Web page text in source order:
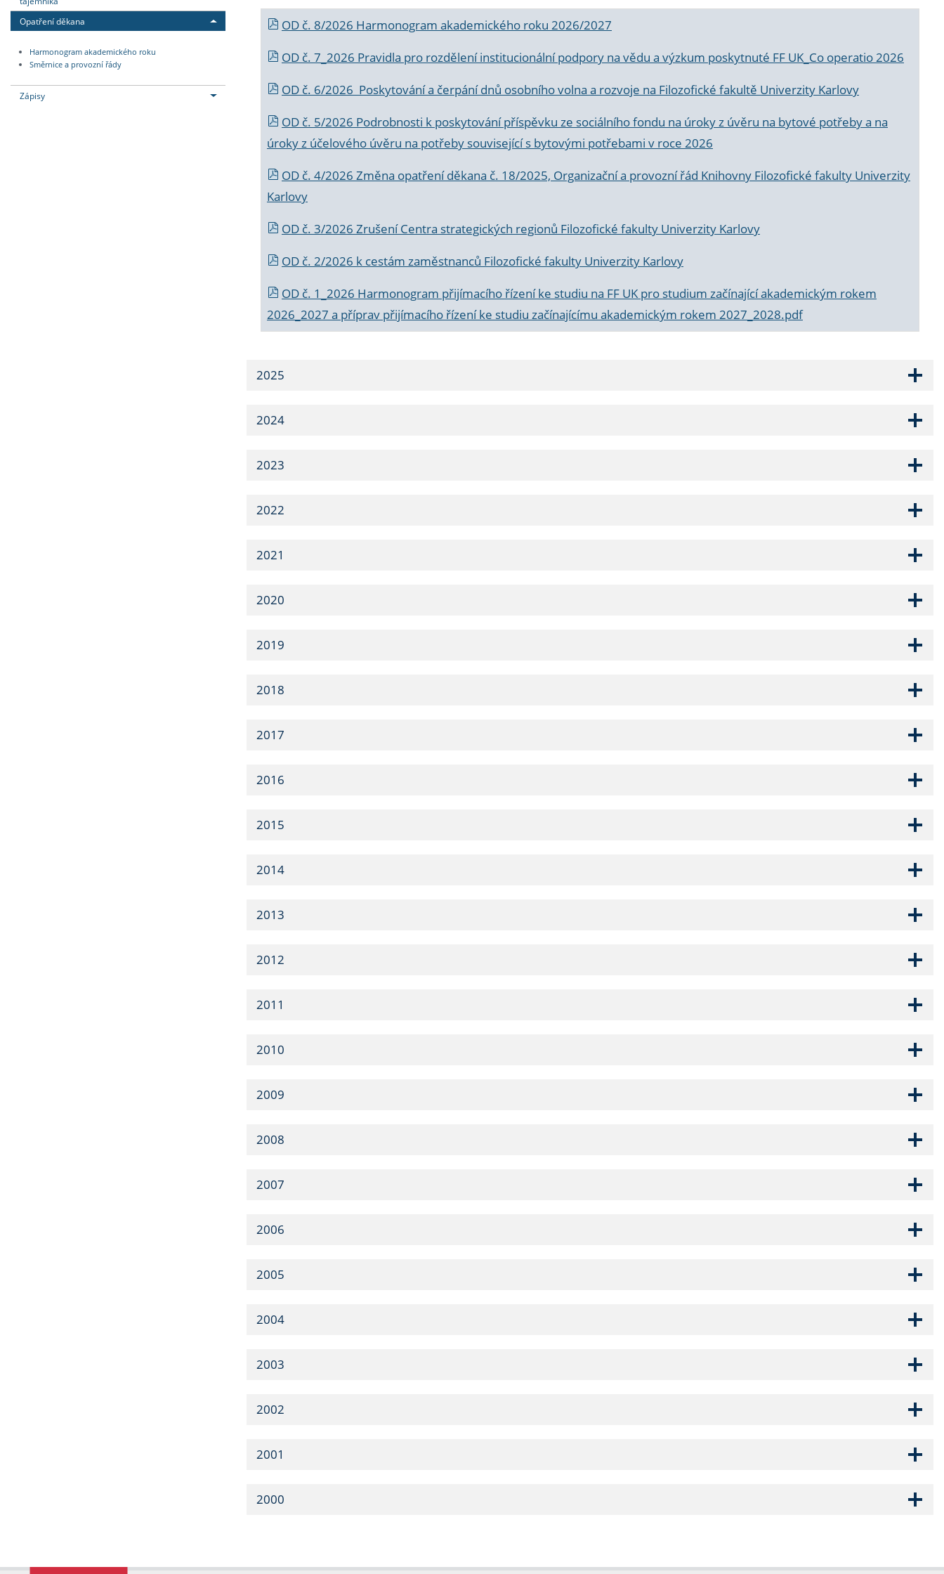
Opatření děkana
Harmonogram akademického roku
Směrnice a provozní řády
Zápisy
OD č. 8/2026 Harmonogram akademického roku 2026/2027
OD č. 7_2026 Pravidla pro rozdělení institucionální podpory na vědu a výzkum poskytnuté FF UK_Co operatio 2026
OD č. 6/2026 Poskytování a čerpání dnů osobního volna a rozvoje na Filozofické fakultě Univerzity Karlovy
OD č. 5/2026 Podrobnosti k poskytování příspěvku ze sociálního fondu na úroky z úvěru na bytové potřeby a na
úroky z účelového úvěru na potřeby související s bytovými potřebami v roce 2026
OD č. 4/2026 Změna opatření děkana č. 18/2025, Organizační a provozní řád Knihovny Filozofické fakulty Univerzity
Karlovy
OD č. 3/2026 Zrušení Centra strategických regionů Filozofické fakulty Univerzity Karlovy
OD č. 2/2026 k cestám zaměstnanců Filozofické fakulty Univerzity Karlovy
OD č. 1_2026 Harmonogram přijímacího řízení ke studiu na FF UK pro studium začínající akademickým rokem
2026_2027 a příprav přijímacího řízení ke studiu začínajícímu akademickým rokem 2027_2028.pdf
2025
2024
2023
2022
2021
2020
2019
2018
2017
2016
2015
2014
2013
2012
2011
2010
2009
2008
2007
2006
2005
2004
2003
2002
2001
2000